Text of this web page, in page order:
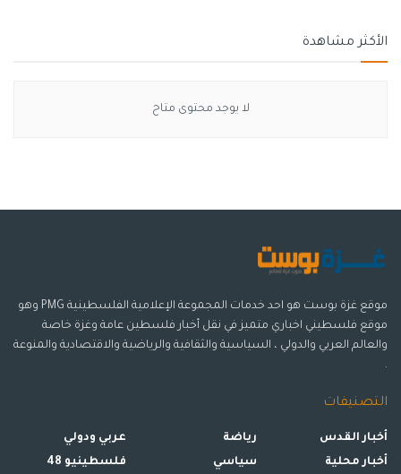
الأكثر مشاهدة
لا يوجد محتوى متاح
موقع غزة بوست هو احد خدمات المجموعة الإعلامية الفلسطينية PMG وهو
موقع فلسطيني اخباري متميز في نقل أخبار فلسطين عامة وغزة خاصة
والعالم العربي والدولي ، السياسية والثقافية والرياضية والاقتصادية والمنوعة
.
التصنيفات
أخبار القدس
أخبار محلية
رياضة
سياسي
عربي ودولي
فلسطينيو 48